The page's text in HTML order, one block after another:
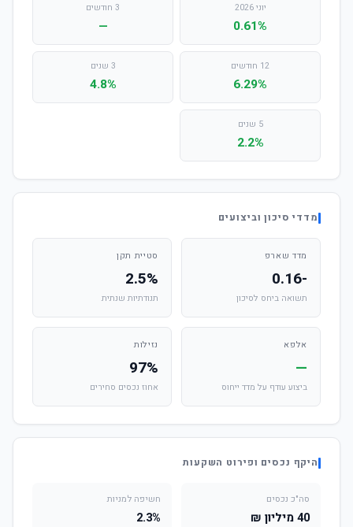
יוני 2026
0.61%
3 חודשים
—
12 חודשים
6.29%
3 שנים
4.8%
5 שנים
2.2%
מדדי סיכון וביצועים
מדד שארפ
-0.16
תשואה ביחס לסיכון
סטיית תקן
2.5%
תנודתיות שנתית
אלפא
—
ביצוע עודף על מדד ייחוס
נזילות
97%
אחוז נכסים סחירים
היקף נכסים ופירוט השקעות
סה"כ נכסים
40 מיליון ₪
חשיפה למניות
2.3%